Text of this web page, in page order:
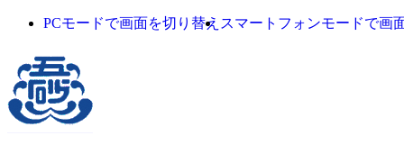
PCモードで画面を切り替え スマートフォンモードで画